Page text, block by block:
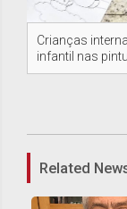
Crianças
infantil nas
Related